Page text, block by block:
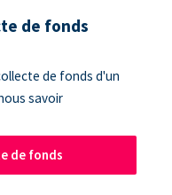
de fonds
de fonds d'un
savoir
de fonds